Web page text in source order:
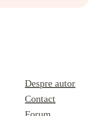
Despre autor
Contact